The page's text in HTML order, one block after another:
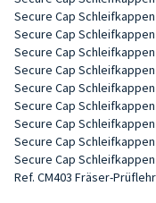
Secure Cap
Secure Cap
Secure Cap
Secure Cap
Secure Cap Schleifkappen
Secure Cap
Secure Cap
Secure Cap
Secure Cap
Ref. CM403 Fräser-